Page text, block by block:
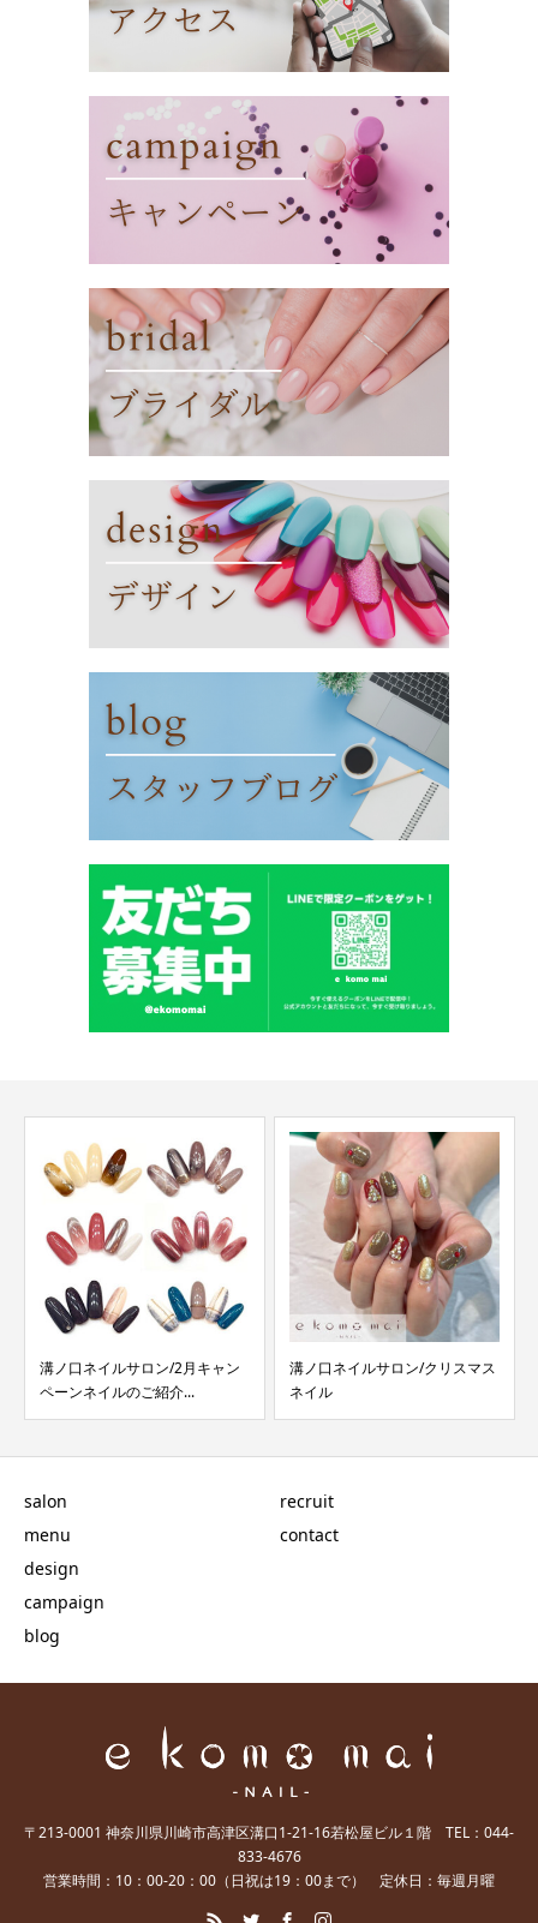
溝ノ口ネイルサロン/クリスマス
ネイル
秋カラーフットネイル
salon
menu
design
campaign
blog
recruit
contact
〒213-0001 神奈川県川崎市高津区溝口1-21-16若松屋ビル１階 TEL：044-
833-4676
営業時間：10：00-20：00（日祝は19：00まで） 定休日：毎週月曜